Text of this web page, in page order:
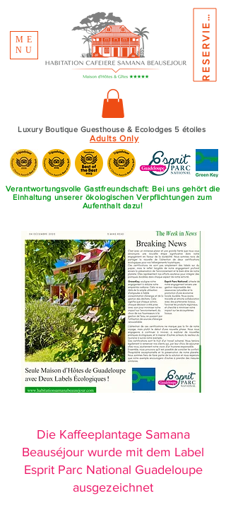
ME
NU
Luxury Boutique Guesthouse & Ecolodges 5 étoiles
Adults Only
R
E
S
E
R
V
I
E
R
E
N
Verantwortungsvolle Gastfreundschaft: Bei uns gehört die
Einhaltung unserer ökologischen Verpflichtungen zum
Aufenthalt dazu!
Die Kaffeeplantage Samana
Beauséjour wurde mit dem Label
Esprit Parc National Guadeloupe
ausgezeichnet